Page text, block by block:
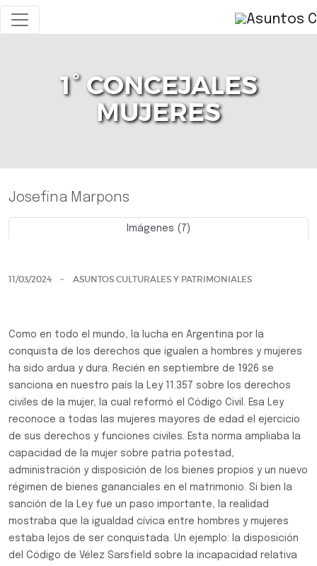
1° CONCEJALES
MUJERES
Josefina Marpons
Imágenes (7)
11/03/2024 ASUNTOS CULTURALES Y PATRIMONIALES
Como en todo el mundo, la lucha en Argentina por la
conquista de los derechos que igualen a hombres y mujeres
ha sido ardua y dura. Recién en septiembre de 1926 se
sanciona en nuestro país la Ley 11.357 sobre los derechos
civiles de la mujer, la cual reformó el Código Civil. Esa Ley
reconoce a todas las mujeres mayores de edad el ejercicio
de sus derechos y funciones civiles. Esta norma ampliaba la
capacidad de la mujer sobre patria potestad,
administración y disposición de los bienes propios y un nuevo
régimen de bienes gananciales en el matrimonio. Si bien la
sanción de la Ley fue un paso importante, la realidad
mostraba que la igualdad cívica entre hombres y mujeres
estaba lejos de ser conquistada. Un ejemplo: la disposición
del Código de Vélez Sarsfield sobre la incapacidad relativa